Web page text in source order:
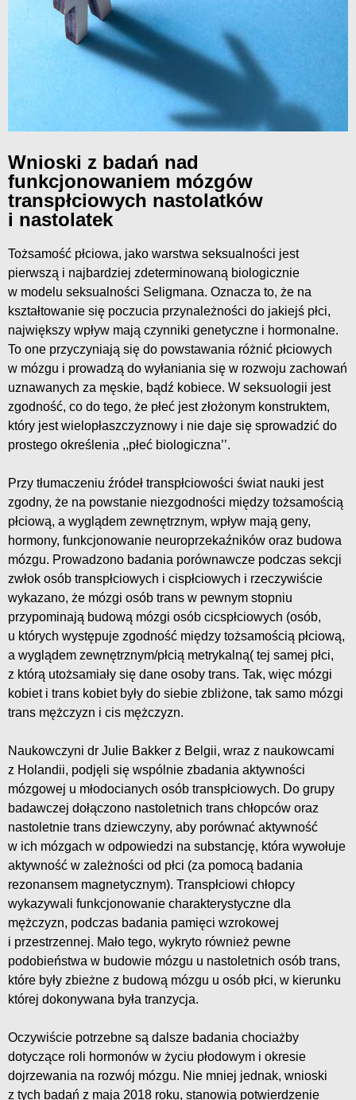
Wnioski z badań nad
funkcjonowaniem mózgów
transpłciowych nastolatków
i nastolatek
Tożsamość płciowa, jako warstwa seksualności jest
pierwszą i najbardziej zdeterminowaną biologicznie
w modelu seksualności Seligmana. Oznacza to, że na
kształtowanie się poczucia przynależności do jakiejś płci,
największy wpływ mają czynniki genetyczne i hormonalne.
To one przyczyniają się do powstawania różnić płciowych
w mózgu i prowadzą do wyłaniania się w rozwoju zachowań
uznawanych za męskie, bądź kobiece. W seksuologii jest
zgodność, co do tego, że płeć jest złożonym konstruktem,
który jest wielopłaszczyznowy i nie daje się sprowadzić do
prostego określenia ,,płeć biologiczna’’.
Przy tłumaczeniu źródeł transpłciowości świat nauki jest
zgodny, że na powstanie niezgodności między tożsamością
płciową, a wyglądem zewnętrznym, wpływ mają geny,
hormony, funkcjonowanie neuroprzekaźników oraz budowa
mózgu. Prowadzono badania porównawcze podczas sekcji
zwłok osób transpłciowych i cispłciowych i rzeczywiście
wykazano, że mózgi osób trans w pewnym stopniu
przypominają budową mózgi osób cicspłciowych (osób,
u których występuje zgodność między tożsamością płciową,
a wyglądem zewnętrznym/płcią metrykalną( tej samej płci,
z którą utożsamiały się dane osoby trans. Tak, więc mózgi
kobiet i trans kobiet były do siebie zbliżone, tak samo mózgi
trans mężczyzn i cis mężczyzn.
Naukowczyni dr Julie Bakker z Belgii, wraz z naukowcami
z Holandii, podjęli się wspólnie zbadania aktywności
mózgowej u młodocianych osób transpłciowych. Do grupy
badawczej dołączono nastoletnich trans chłopców oraz
nastoletnie trans dziewczyny, aby porównać aktywność
w ich mózgach w odpowiedzi na substancję, która wywołuje
aktywność w zależności od płci (za pomocą badania
rezonansem magnetycznym). Transpłciowi chłopcy
wykazywali funkcjonowanie charakterystyczne dla
mężczyzn, podczas badania pamięci wzrokowej
i przestrzennej. Mało tego, wykryto również pewne
podobieństwa w budowie mózgu u nastoletnich osób trans,
które były zbieżne z budową mózgu u osób płci, w kierunku
której dokonywana była tranzycja.
Oczywiście potrzebne są dalsze badania chociażby
dotyczące roli hormonów w życiu płodowym i okresie
dojrzewania na rozwój mózgu. Nie mniej jednak, wnioski
z tych badań z maja 2018 roku, stanowią potwierdzenie